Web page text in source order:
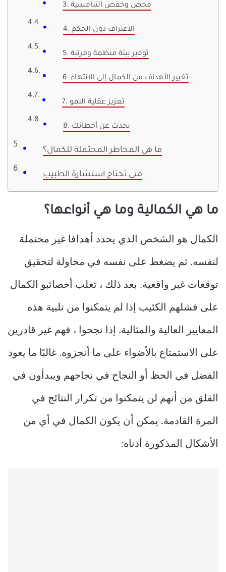
3. فحص وخفض التنافسية
4. الاعتراف دون الحكم
5. توفير بيئة منظمة ومرتبة
6. تغيير الأهداف من الكمال إلى الانتهاء
7. تعزيز عقلية النمو
8. تحدث عن أخطائك
ما هي المخاطر المحتملة للكمال؟
متى تحتاج استشارة الطبيب
ما هي الكمالية وما هي أنواعها؟
الكمال هو الشخص الذي يحدد أهدافا غير محتملة
لنفسه. ثم يضغط على نفسه في محاولة لتحقيق
توقعات غير واقعية. بعد ذلك ، تغلب أخصائيو الكمال
على فشلهم الكئيب إذا لم يتمكنوا من تلبية هذه
المعايير العالية والمثالية. إذا نجحوا ، فهم غير قادرين
على الاستمتاع بالأضواء على ما أنجزوه. غالبًا ما يعود
الفضل في الحظ أو النجاح في نجاحهم ويبدأون في
القلق من أنهم لن يتمكنوا من تكرار النتائج في
المرة القادمة. يمكن أن يكون الكمال في أي من
الأشكال المذكورة أدناه: